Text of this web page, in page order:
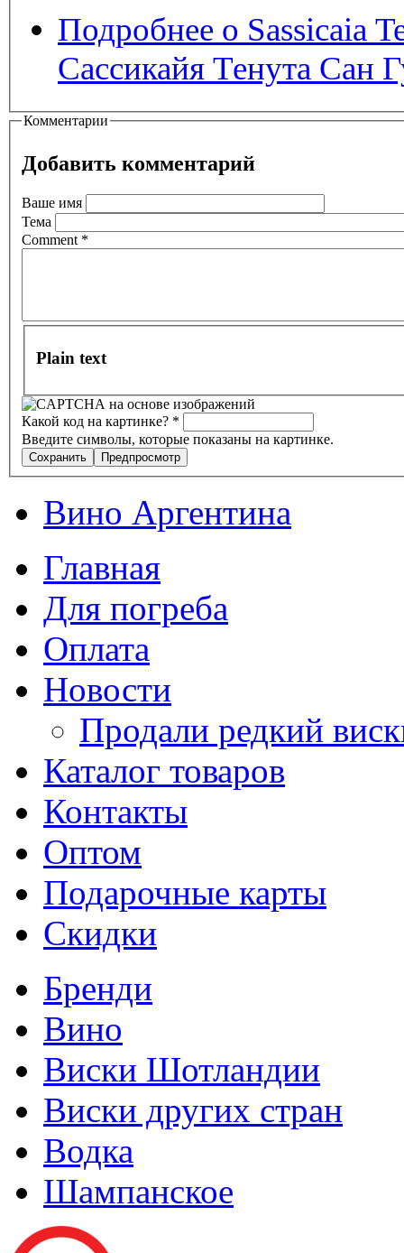
Подробнее о Sassicaia
Сассикайя Тенута Сан
Комментарии
Добавить комментарий
Ваше имя
Тема
Comment *
Plain text
Какой код на картинке? *
Введите символы, которые показаны на картинке.
Вино Аргентина
Главная
Для погреба
Оплата
Новости
Продали редкий
Каталог товаров
Контакты
Оптом
Подарочные карты
Скидки
Бренди
Вино
Виски Шотландии
Виски других стран
Водка
Шампанское